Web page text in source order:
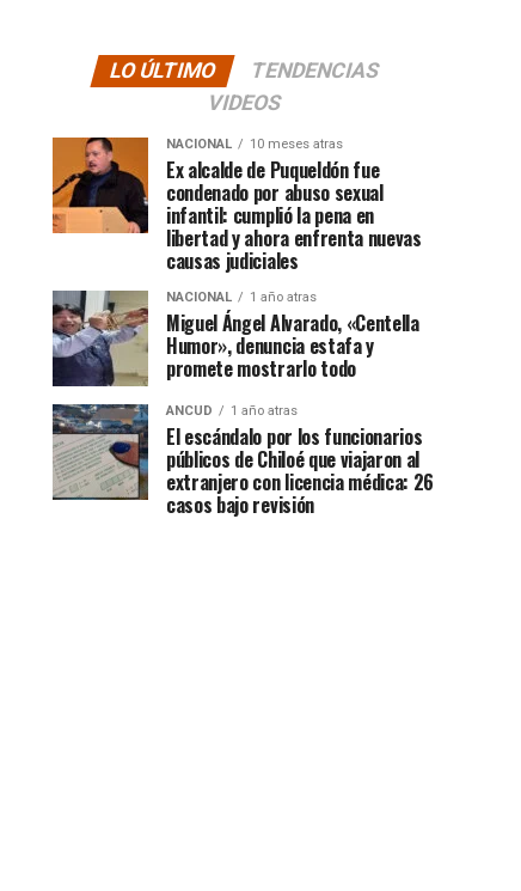
LO ÚLTIMO
TENDENCIAS
VIDEOS
NACIONAL 10 meses atras
Ex alcalde de Puqueldón fue
condenado por abuso sexual
infantil: cumplió la pena en
libertad y ahora enfrenta nuevas
causas judiciales
NACIONAL 1 año atras
Miguel Ángel Alvarado, «Centella
Humor», denuncia estafa y
promete mostrarlo todo
ANCUD 1 año atras
El escándalo por los funcionarios
públicos de Chiloé que viajaron al
extranjero con licencia médica: 26
casos bajo revisión